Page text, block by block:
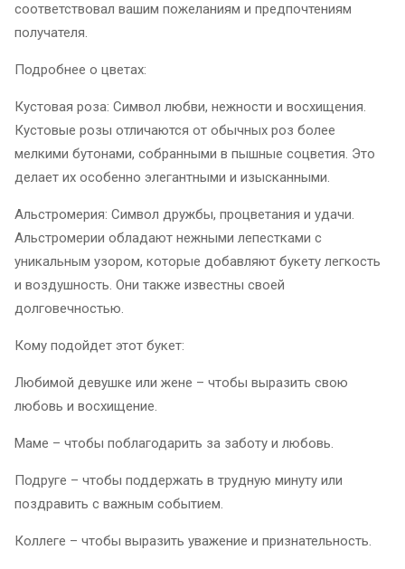
соответствовал вашим пожеланиям и предпочтениям
получателя.
Подробнее о цветах:
Кустовая роза: Символ любви, нежности и восхищения.
Кустовые розы отличаются от обычных роз более
мелкими бутонами, собранными в пышные соцветия. Это
делает их особенно элегантными и изысканными.
Альстромерия: Символ дружбы, процветания и удачи.
Альстромерии обладают нежными лепестками с
уникальным узором, которые добавляют букету легкость
и воздушность. Они также известны своей
долговечностью.
Кому подойдет этот букет:
Любимой девушке или жене – чтобы выразить свою
любовь и восхищение.
Маме – чтобы поблагодарить за заботу и любовь.
Подруге – чтобы поддержать в трудную минуту или
поздравить с важным событием.
Коллеге – чтобы выразить уважение и признательность.